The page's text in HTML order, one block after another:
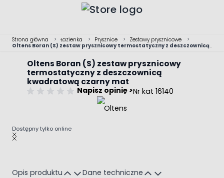
Strona główna > Łazienka > Prysznice > Zestawy prysznicowe
>
Oltens Boran (S) zestaw prysznicowy termostatyczny z deszczownicą
Oltens Boran (S) zestaw prysznicowy
termostatyczny z deszczownicą
kwadratową czarny mat
Napisz opinię >Nr kat 16140
Dostępny tylko online
Main image
Click to view image in fullscreen
Opis produktu Dane techniczne